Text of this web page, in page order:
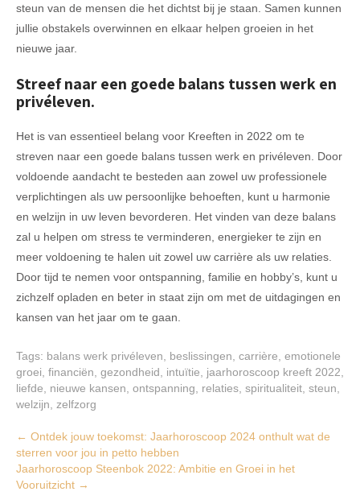
steun van de mensen die het dichtst bij je staan. Samen kunnen
jullie obstakels overwinnen en elkaar helpen groeien in het
nieuwe jaar.
Streef naar een goede balans tussen werk en
privéleven.
Het is van essentieel belang voor Kreeften in 2022 om te
streven naar een goede balans tussen werk en privéleven. Door
voldoende aandacht te besteden aan zowel uw professionele
verplichtingen als uw persoonlijke behoeften, kunt u harmonie
en welzijn in uw leven bevorderen. Het vinden van deze balans
zal u helpen om stress te verminderen, energieker te zijn en
meer voldoening te halen uit zowel uw carrière als uw relaties.
Door tijd te nemen voor ontspanning, familie en hobby’s, kunt u
zichzelf opladen en beter in staat zijn om met de uitdagingen en
kansen van het jaar om te gaan.
Tags: balans werk privéleven beslissingen carrière emotionele
groei financiën gezondheid intuïtie jaarhoroscoop kreeft 2022
liefde
nieuwe kansen ontspanning relaties spiritualiteit steun
welzijn
zelfzorg
Post
navigation
← Ontdek jouw toekomst: Jaarhoroscoop 2024 onthult wat de
sterren voor jou in petto hebben
Jaarhoroscoop Steenbok 2022: Ambitie en Groei in het
Vooruitzicht →